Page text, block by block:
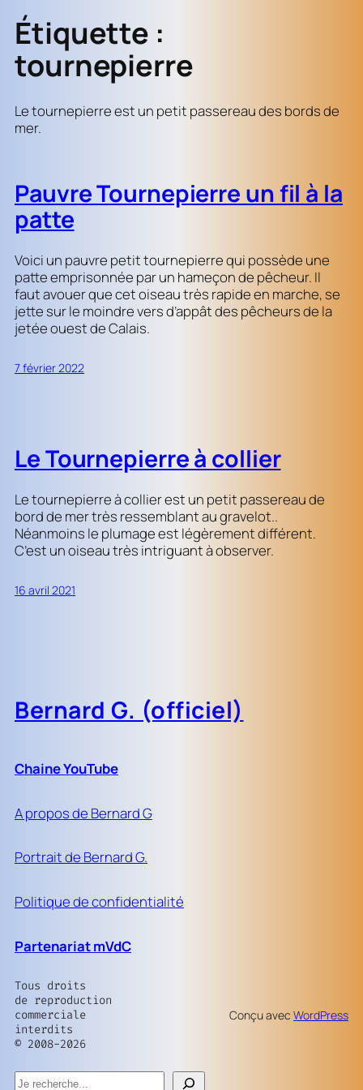
Étiquette :
tournepierre
Le tournepierre est un petit passereau des bords de
mer.
Pauvre Tournepierre un fil à la
patte
Voici un pauvre petit tournepierre qui possède une
patte emprisonnée par un hameçon de pêcheur. Il
faut avouer que cet oiseau très rapide en marche, se
jette sur le moindre vers d’appât des pêcheurs de la
jetée ouest de Calais.
7 février 2022
Le Tournepierre à collier
Le tournepierre à collier est un petit passereau de
bord de mer très ressemblant au gravelot..
Néanmoins le plumage est légèrement différent.
C’est un oiseau très intriguant à observer.
16 avril 2021
Bernard G. (officiel)
Chaine YouTube
A propos de Bernard G
Portrait de Bernard G.
Politique de confidentialité
Partenariat mVdC
Tous droits
de reproduction
commerciale
interdits
© 2008-2026
Conçu avec WordPress
Rechercher